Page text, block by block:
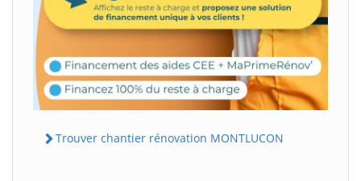
Trouver chantier rénovation MONTLUCON